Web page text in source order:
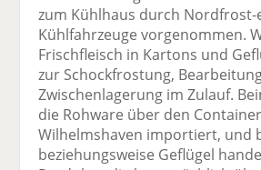
zum Kühlhaus durch Nordfrost-
Kühlfahrzeuge vorgenommen.
Frischfleisch in Kartons und
zur Schockfrostung,
Zwischenlagerung im Zulauf.
die Rohware über den
Wilhelmshaven importiert, und
beziehungsweise Geflügel